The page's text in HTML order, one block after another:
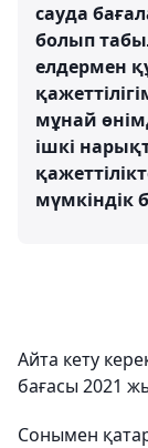
сауда
болып
елдермен
мұнай
ішкі
мүмкіндік
Айта кету
бағасы 2021
Сонымен